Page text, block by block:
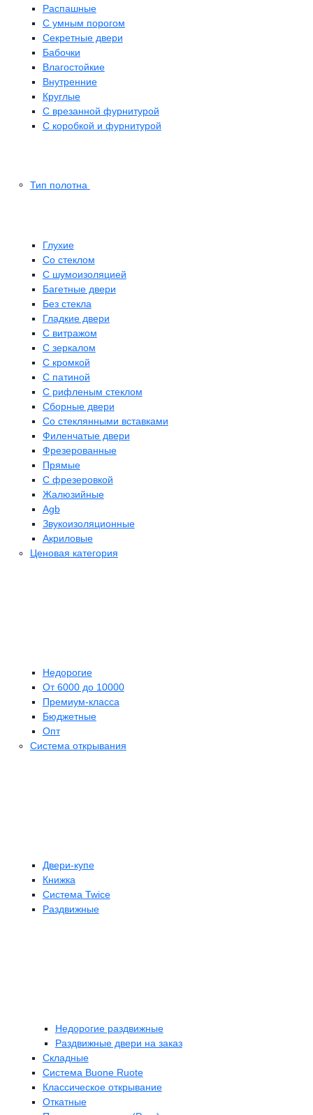
Распашные
С умным порогом
Секретные двери
Бабочки
Влагостойкие
Внутренние
Круглые
С врезанной фурнитурой
С коробкой и фурнитурой
Тип полотна
Глухие
Со стеклом
C шумоизоляцией
Багетные двери
Без стекла
Гладкие двери
С витражом
С зеркалом
С кромкой
С патиной
С рифленым стеклом
Сборные двери
Со стеклянными вставками
Филенчатые двери
Фрезерованные
Прямые
С фрезеровкой
Жалюзийные
Agb
Звукоизоляционные
Акриловые
Ценовая категория
Недорогие
От 6000 до 10000
Премиум-класса
Бюджетные
Опт
Система открывания
Двери-купе
Книжка
Система Twice
Раздвижные
Недорогие раздвижные
Раздвижные двери на заказ
Складные
Cистема Buone Ruote
Классическое открывание
Откатные